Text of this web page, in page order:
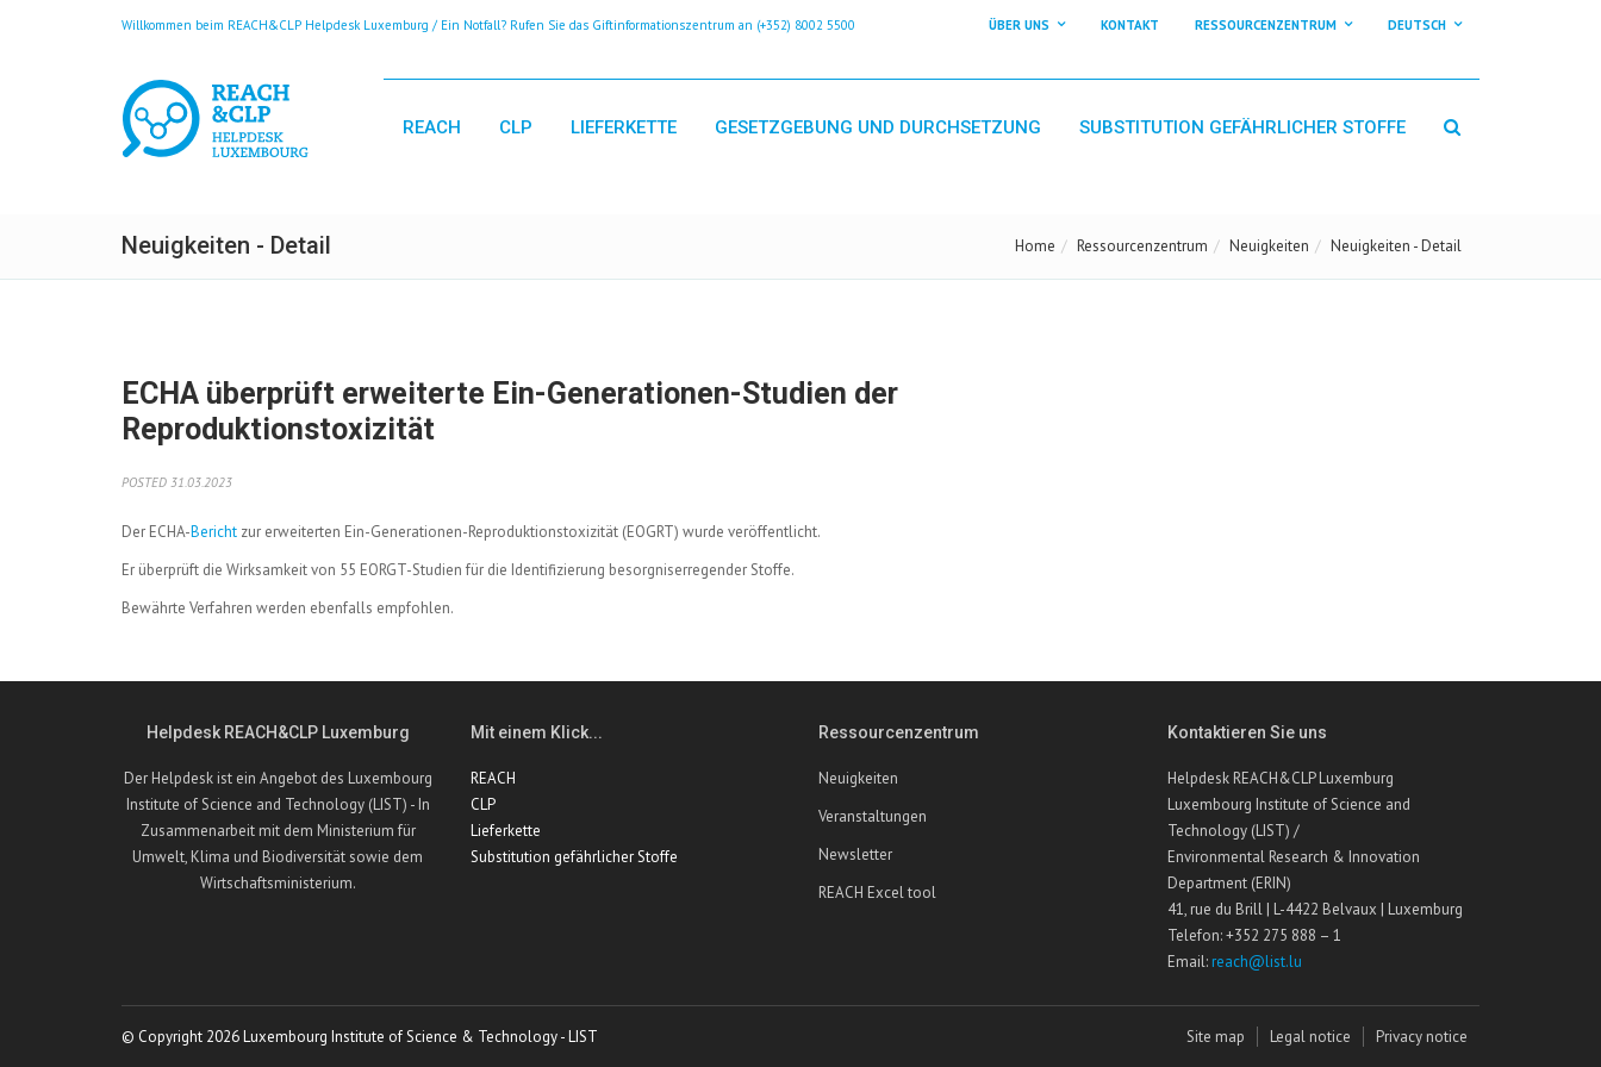
Willkommen beim REACH&CLP Helpdesk Luxemburg / Ein Notfall? Rufen Sie das Giftinformationszentrum an (+352) 8002 5500 ÜBER UNS KONTAKT RESSOURCENZENTRUM DEUTSCH
REACH CLP LIEFERKETTE GESETZGEBUNG UND DURCHSETZUNG SUBSTITUTION GEFÄHRLICHER STOFFE
Neuigkeiten - Detail Home Ressourcenzentrum Neuigkeiten Neuigkeiten - Detail
ECHA überprüft erweiterte Ein-Generationen-Studien der
Reproduktionstoxizität
POSTED 31.03.2023
Der ECHA-Bericht zur erweiterten Ein-Generationen-Reproduktionstoxizität (EOGRT) wurde veröffentlicht.
Er überprüft die Wirksamkeit von 55 EORGT-Studien für die Identifizierung besorgniserregender Stoffe.
Bewährte Verfahren werden ebenfalls empfohlen.
Helpdesk REACH&CLP Luxemburg
Der Helpdesk ist ein Angebot des Luxembourg
Institute of Science and Technology (LIST) - In
Zusammenarbeit mit dem Ministerium für
Umwelt, Klima und Biodiversität sowie dem
Wirtschaftsministerium.
Mit einem Klick...
REACH
CLP
Lieferkette
Substitution gefährlicher Stoffe
Ressourcenzentrum
Neuigkeiten
Veranstaltungen
Newsletter
REACH Excel tool
Kontaktieren Sie uns
Helpdesk REACH&CLP Luxemburg
Luxembourg Institute of Science and
Technology (LIST) /
Environmental Research & Innovation
Department (ERIN)
41, rue du Brill | L-4422 Belvaux | Luxemburg
Telefon: +352 275 888 – 1
Email: reach@list.lu
© Copyright 2026 Luxembourg Institute of Science & Technology - LIST Site map Legal notice Privacy notice